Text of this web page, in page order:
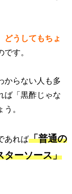
どうしてもちょ
です。
からない人も多
ば「黒酢じゃな
。
あれば「普通の
ターソース」